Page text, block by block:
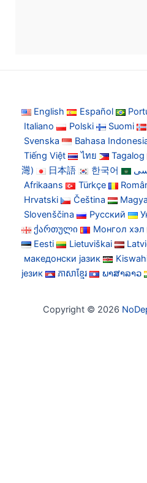
English Español
Italiano
Polski Suomi
Svenska
Bahasa
Tiếng Việt
ไทย Tagalog
灣)
日本語 한국어
Afrikaans
Türkçe
Hrvatski
Čeština
Slovenščina
Русский
ქართული
Монгол хэл
Eesti
Lietuviškai
македонски јазик
језик
ភាសាខ្មែរ ພາສາລາວ
Copyright © 2026